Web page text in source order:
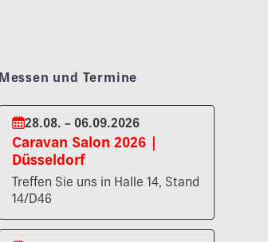
Messen und Termine
28.08. – 06.09.2026
Caravan Salon 2026 |
Düsseldorf
Treffen Sie uns in Halle 14, Stand
14/D46